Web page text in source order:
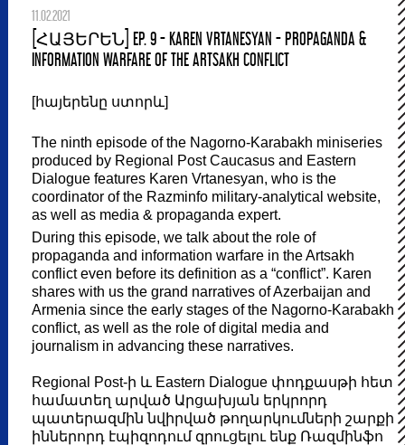
11.02.2021
[ՀԱՅԵՐԵՆ] EP. 9 - KAREN VRTANESYAN - PROPAGANDA &
INFORMATION WARFARE OF THE ARTSAKH CONFLICT
[հայերենը ստորև]
The ninth episode of the Nagorno-Karabakh miniseries
produced by Regional Post Caucasus and Eastern
Dialogue features Karen Vrtanesyan, who is the
coordinator of the Razminfo military-analytical website,
as well as media & propaganda expert.
During this episode, we talk about the role of
propaganda and information warfare in the Artsakh
conflict even before its definition as a “conflict”. Karen
shares with us the grand narratives of Azerbaijan and
Armenia since the early stages of the Nagorno-Karabakh
conflict, as well as the role of digital media and
journalism in advancing these narratives.
Regional Post-ի և Eastern Dialogue փոդքասթի հետ
համատեղ արված Արցախյան երկրորդ
պատերազմին նվիրված թողարկումների շարքի
իններորդ էպիզոդում զրուցելու ենք Ռազմինֆո